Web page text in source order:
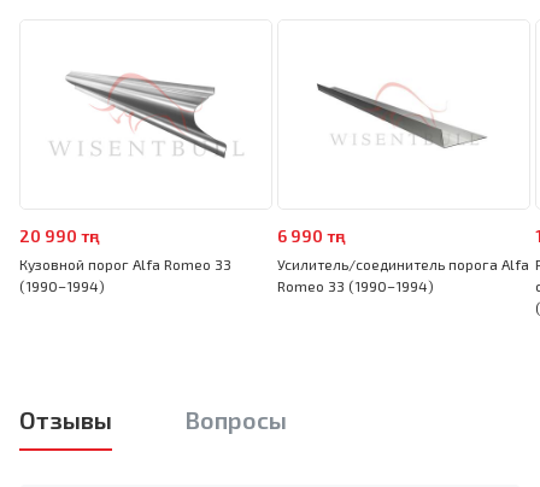
20 990 тңг
Кузовной порог Alfa Romeo 33
(1990–1994)
6 990 тңг
Усилитель/соединитель порога Alfa
Romeo 33 (1990–1994)
Отзывы Вопросы